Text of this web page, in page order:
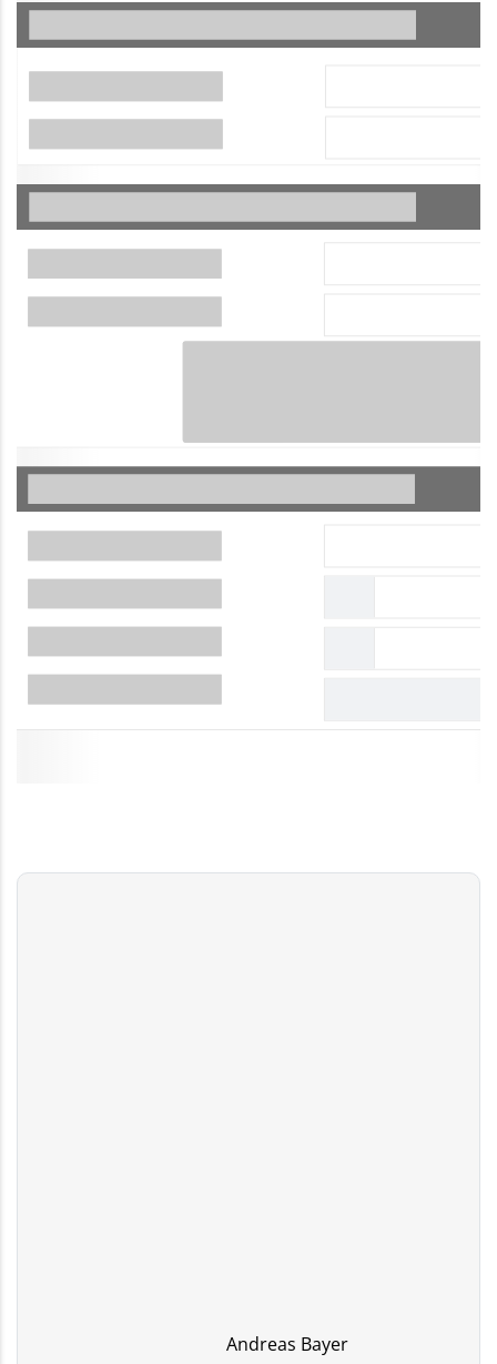
Andreas Bayer